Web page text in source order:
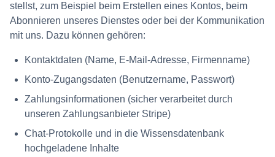
stellst, zum Beispiel beim Erstellen eines Kontos, beim
Abonnieren unseres Dienstes oder bei der Kommunikation
mit uns. Dazu können gehören:
Kontaktdaten (Name, E-Mail-Adresse, Firmenname)
Konto-Zugangsdaten (Benutzername, Passwort)
Zahlungsinformationen (sicher verarbeitet durch
unseren Zahlungsanbieter Stripe)
Chat-Protokolle und in die Wissensdatenbank
hochgeladene Inhalte